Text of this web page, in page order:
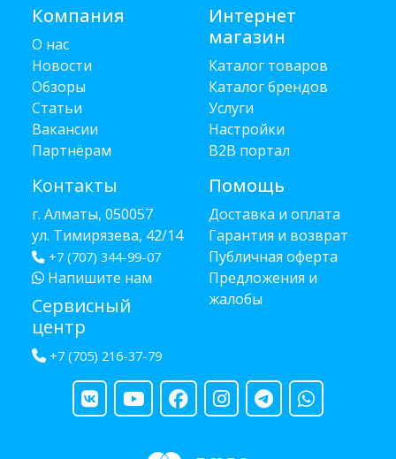
Компания
О нас
Новости
Обзоры
Статьи
Вакансии
Партнёрам
Контакты
г. Алматы, 050057
ул. Тимирязева, 42/14
+7 (707) 344-99-07
Напишите нам
Сервисный
центр
+7 (705) 216-37-79
Интернет
магазин
Каталог товаров
Каталог брендов
Услуги
Настройки
B2B портал
Помощь
Доставка и оплата
Гарантия и возврат
Публичная оферта
Предложения и
жалобы